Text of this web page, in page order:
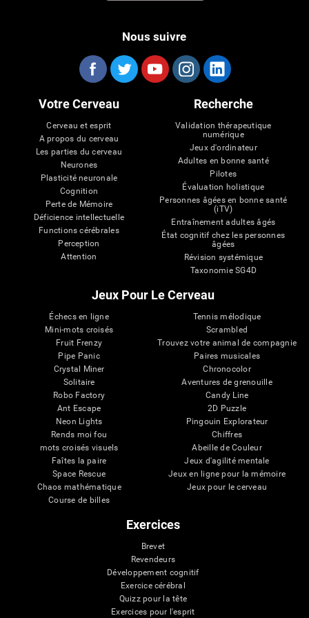
Nous suivre
Votre Cerveau
Cerveau et esprit
A propos du cerveau
Les parties du cerveau
Neurones
Plasticité neuronale
Cognition
Perte de Mémoire
Déficience intellectuelle
Functions cérébrales
Perception
Attention
Recherche
Validation thérapeutique
numérique
Jeux d'ordinateur
Adultes en bonne santé
Pilotes
Évaluation holistique
Personnes âgées en bonne santé
(iTV)
Entraînement adultes âgés
État cognitif chez les personnes
âgées
Révision systémique
Taxonomie SG4D
Jeux Pour Le Cerveau
Échecs en ligne
Mini-mots croisés
Fruit Frenzy
Pipe Panic
Crystal Miner
Solitaire
Robo Factory
Ant Escape
Neon Lights
Rends moi fou
mots croisés visuels
Faîtes la paire
Space Rescue
Chaos mathématique
Course de billes
Tennis mélodique
Scrambled
Trouvez votre animal de compagnie
Paires musicales
Chronocolor
Aventures de grenouille
Candy Line
2D Puzzle
Pingouin Explorateur
Chiffres
Abeille de Couleur
Jeux d'agilité mentale
Jeux en ligne pour la mémoire
Jeux pour le cerveau
Exercices
Brevet
Revendeurs
Développement cognitif
Exercice cérébral
Quizz pour la tête
Exercices pour l'esprit